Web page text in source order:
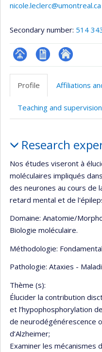
nicole.leclerc@umontreal.ca
Secondary number: 514
Page
professionnelle
CV
Autre
site
Profile Affiliations
Teaching and supervision
Research
Nos études viseront à
moléculaires impliqués
des neurones au cours de
retard mental et de
Domaine: Anatomie/
Biologie moléculaire.
Méthodologie:
Pathologie: Ataxies -
Thème (s):
Élucider la contribution
et l’hypophosphorylation
de neurodégénérescence
d’Alzheimer;
Examiner les mécanismes